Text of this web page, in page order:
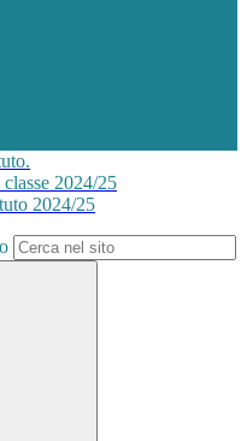
2024/25
2024/25